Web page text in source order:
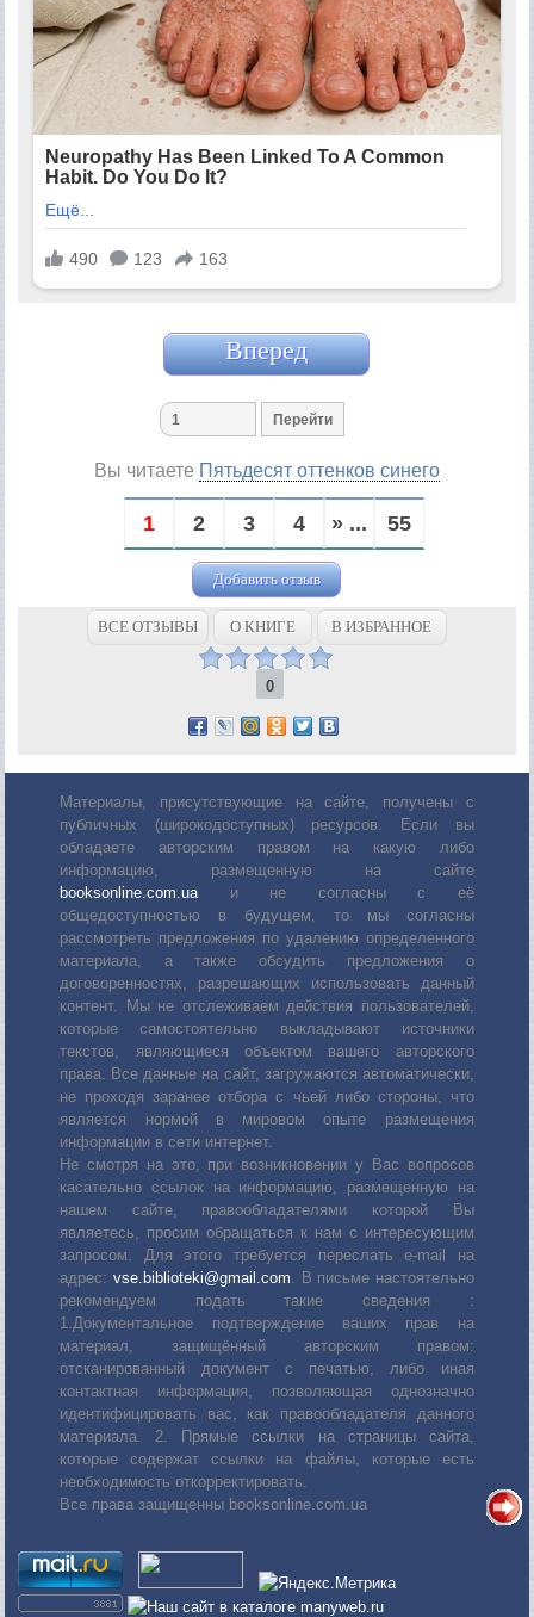
Вперед
Вы читаете Пятьдесят оттенков синего
1 2 3 4 » ... 55
Добавить отзыв
ВСЕ ОТЗЫВЫ О КНИГЕ В ИЗБРАННОЕ
0
Материалы, присутствующие на сайте, получены с
публичных (широкодоступных) ресурсов. Если вы
обладаете авторским правом на какую либо
информацию, размещенную на сайте
booksonline.com.uaи не согласны с её
общедоступностью в будущем, то мы согласны
рассмотреть предложения по удалению определенного
материала, а также обсудить предложения о
договоренностях, разрешающих использовать данный
контент. Мы не отслеживаем действия пользователей,
которые самостоятельно выкладывают источники
текстов, являющиеся объектом вашего авторского
права. Все данные на сайт, загружаются автоматически,
не проходя заранее отбора с чьей либо стороны, что
является нормой в мировом опыте размещения
информации в сети интернет.
Не смотря на это, при возникновении у Вас вопросов
касательно ссылок на информацию, размещенную на
нашем сайте, правообладателями которой Вы
являетесь, просим обращаться к нам с интересующим
запросом. Для этого требуется переслать е-mail на
адрес: vse.biblioteki@gmail.com. В письме настоятельно
рекомендуем подать такие сведения :
1.Документальное подтверждение ваших прав на
материал, защищённый авторским правом:
отсканированный документ с печатью, либо иная
контактная информация, позволяющая однозначно
идентифицировать вас, как правообладателя данного
материала. 2. Прямые ссылки на страницы сайта,
которые содержат ссылки на файлы, которые есть
необходимость откорректировать.
Все права защищенны booksonline.com.ua